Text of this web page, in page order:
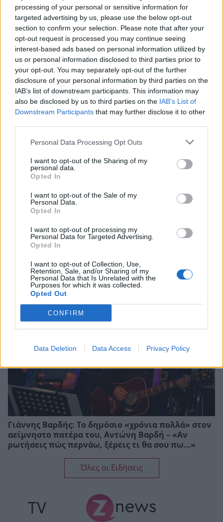
processing of your personal or sensitive information for
targeted advertising by us, please use the below opt-out
section to confirm your selection. Please note that after your
opt-out request is processed you may continue seeing
interest-based ads based on personal information utilized by
us or personal information disclosed to third parties prior to
your opt-out. You may separately opt-out of the further
disclosure of your personal information by third parties on the
IAB’s list of downstream participants. This information may
also be disclosed by us to third parties on the IAB’s List of
Downstream Participants that may further disclose it to other
Personal Data Processing Opt Outs
I want to opt-out of the Sharing of my
personal data.
Opted In
I want to opt-out of the Sale of my
Personal Data.
Opted In
I want to opt-out of processing my
Personal Data for Targeted Advertising.
Opted In
I want to opt-out of Collection, Use,
Retention, Sale, and/or Sharing of my
Personal Data that Is Unrelated with the
Purposes for which it was collected.
Opted Out
CONFIRM
Data Deletion Data Access Privacy Policy
Αθηνά Οικονομάκου – Μπρούνο Τσερέλα:
Κολύμπησαν με καρχαρίες και σαλάχια στη
Πέθανε στα 26 της η TikToker Σίντνεϊ Τόουλ –
Συγκλόνισε με τη μάχη της απέναντι στον καρκίνο
Γιάννης Βαρδής: Το δημόσιο «χρόνια πολλά» στον
αείμνηστο πατέρα του, Αντώνη Βαρδή – «Αν
ρωτήσεις πώς περνάω, ξέρεις τι θα σου πω…»
Όλες οι Ειδήσεις
TV